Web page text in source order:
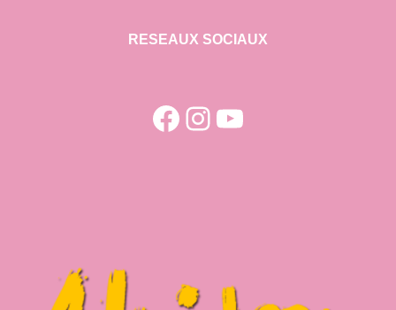
RESEAUX SOCIAUX
Facebook
Instagram
YouTube